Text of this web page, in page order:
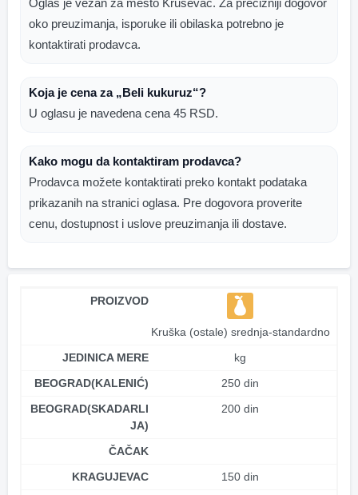
Oglas je vezan za mesto Kruševac. Za precizniji dogovor
oko preuzimanja, isporuke ili obilaska potrebno je
kontaktirati prodavca.
Koja je cena za „Beli kukuruz“?
U oglasu je navedena cena 45 RSD.
Kako mogu da kontaktiram prodavca?
Prodavca možete kontaktirati preko kontakt podataka
prikazanih na stranici oglasa. Pre dogovora proverite
cenu, dostupnost i uslove preuzimanja ili dostave.
PROIZVOD
Kruška (ostale) srednja-standardno
JEDINICA MERE
kg
BEOGRAD(KALENIĆ)
250 din
BEOGRAD(SKADARLI
JA)
200 din
ČAČAK
KRAGUJEVAC
150 din